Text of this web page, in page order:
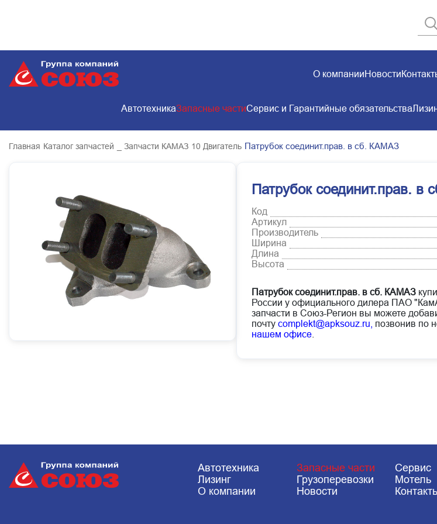
О компанииНовости
АвтотехникаЗапасные частиСервис и Гарантийные обязательства
Главная Каталог запчастей _ Запчасти КАМАЗ 10 Двигатель Патрубок соединит.прав. в сб. КАМАЗ
Патрубок соединит.прав. в
Код
Артикул
Производитель
Ширина
Длина
Высота
Патрубок соединит.прав. в сб. КАМАЗ
России у официального дилера ПАО
запчасти в Союз-Регион вы можете
почту complekt@apksouz.ru, позвонив по
нашем офисе
Автотехника Запасные части
Сервис
Лизинг
Грузоперевозки
Мотель
О компании
Новости